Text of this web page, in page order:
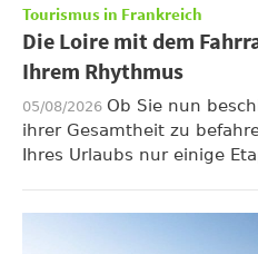
Tourismus in Frankreich
Die Loire mit dem
Ihrem Rhythmus
05/08/2026 Ob Sie nun
ihrer Gesamtheit zu
Ihres Urlaubs nur einige